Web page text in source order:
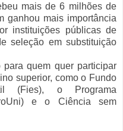
mais de 6 milhões de
ganhou mais importância
instituições públicas de
seleção em substituição
quem quer participar
superior, como o Fundo
(Fies), o Programa
e o Ciência sem